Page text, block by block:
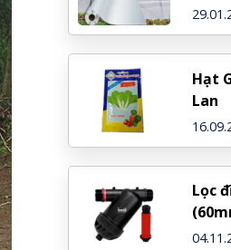
Hạt
Lan
Lọc